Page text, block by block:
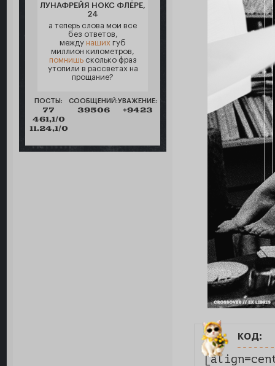
ЛУНАФРЕЙЯ НОКС ФЛЁРЕ,
24
а теперь слова мои все
без ответов,
между наших губ
миллион километров,
помнишьсколько фраз
утопили в рассветах на
прощание?
ПОСТЫ:
77
461,1/0
11.24,1/0
СООБЩЕНИЙ:
39506
УВАЖЕНИЕ:
+9423
код: